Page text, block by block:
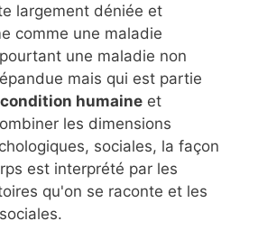
largement déniée et
comme une maladie
une maladie non
mais qui est partie
condition humaine et
les dimensions
sociales, la façon
est interprété par les
qu'on se raconte et les